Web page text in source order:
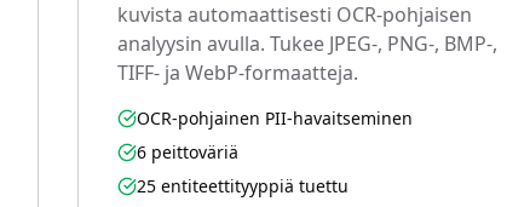
kuvista automaattisesti OCR-pohjaisen
analyysin avulla. Tukee JPEG-, PNG-, BMP-,
TIFF- ja WebP-formaatteja.
OCR-pohjainen PII-havaitseminen
6 peittoväriä
25 entiteettityyppiä tuettu